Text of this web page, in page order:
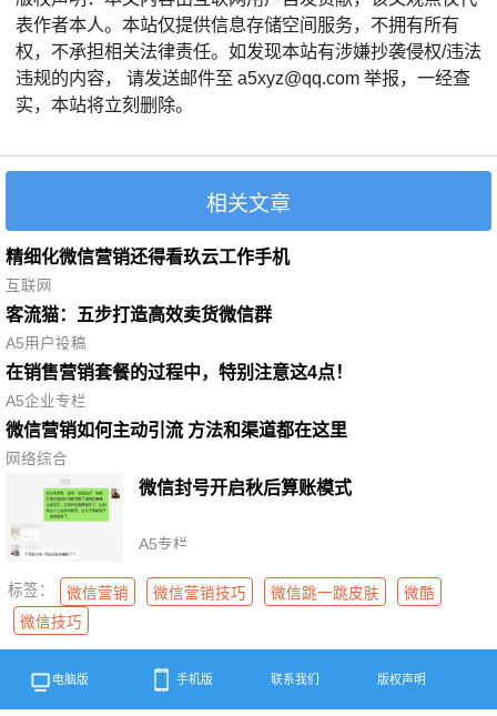
表作者本人。本站仅提供信息存储空间服务，不拥有所有
权，不承担相关法律责任。如发现本站有涉嫌抄袭侵权/违法
违规的内容， 请发送邮件至 a5xyz@qq.com 举报，一经查
实，本站将立刻删除。
相关文章
精细化微信营销还得看玖云工作手机
互联网
客流猫：五步打造高效卖货微信群
A5用户投稿
在销售营销套餐的过程中，特别注意这4点！
A5企业专栏
微信营销如何主动引流 方法和渠道都在这里
网络综合
微信封号开启秋后算账模式
A5专栏
标签： 微信营销 微信营销技巧 微信跳一跳皮肤
微酷
微信技巧
电脑版 手机版 联系我们 版权声明